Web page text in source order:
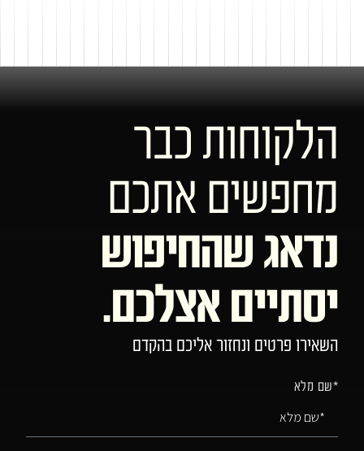
הלקוחות כבר
מחפשים אתכם
נדאג שהחיפוש
יסתיים אצלכם.
השאירו פרטים ונחזור אליכם בהקדם
*שם מלא